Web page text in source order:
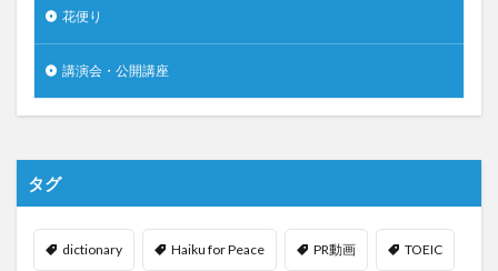
花便り
講演会・公開講座
タグ
dictionary Haiku for Peace PR動画 TOEIC